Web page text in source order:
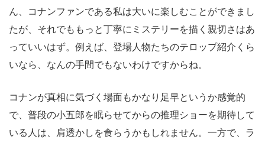
ん、コナンファンである私は大いに楽しむことができまし
たが、それでももっと丁寧にミステリーを描く親切さはあ
っていいはず。例えば、登場人物たちのテロップ紹介くら
いなら、なんの手間でもないわけですからね。
コナンが真相に気づく場面もかなり足早というか感覚的
で、普段の小五郎を眠らせてからの推理ショーを期待して
いる人は、肩透かしを食らうかもしれません。一方で、ラ